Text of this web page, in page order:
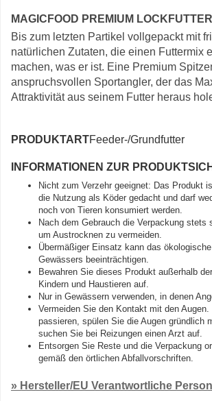
MAGICFOOD PREMIUM LOCKFUTTER
Bis zum letzten Partikel vollgepackt mit
natürlichen Zutaten, die einen Futtermix
machen, was er ist. Eine Premium
anspruchsvollen Sportangler, der das
Attraktivität aus seinem Futter heraus
PRODUKTARTFeeder-/Grundfutter
INFORMATIONEN ZUR
Nicht zum Verzehr geeignet: Das Produkt
die Nutzung als Köder gedacht und darf
noch von Tieren konsumiert werden.
Nach dem Gebrauch die Verpackung stets
um Austrocknen zu vermeiden.
Übermäßiger Einsatz kann das
Gewässers beeinträchtigen.
Bewahren Sie dieses Produkt außerhalb
Kindern und Haustieren auf.
Nur in Gewässern verwenden, in denen
Vermeiden Sie den Kontakt mit den
passieren, spülen Sie die Augen gründlich
suchen Sie bei Reizungen einen Arzt auf.
Entsorgen Sie Reste und die Verpackung
gemäß den örtlichen Abfallvorschriften.
» Hersteller/EU Verantwortliche Person